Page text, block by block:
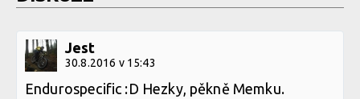
Jest
30.8.2016 v 15:43
Endurospecific :D Hezky, pěkně Memku.